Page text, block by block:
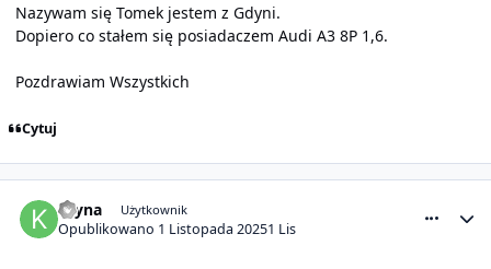
Nazywam się Tomek jestem z Gdyni.
Dopiero co stałem się posiadaczem Audi A3 8P 1,6.
Pozdrawiam Wszystkich
Cytuj
Kryna Użytkownik
Opublikowano 1 Listopada 20251 Lis